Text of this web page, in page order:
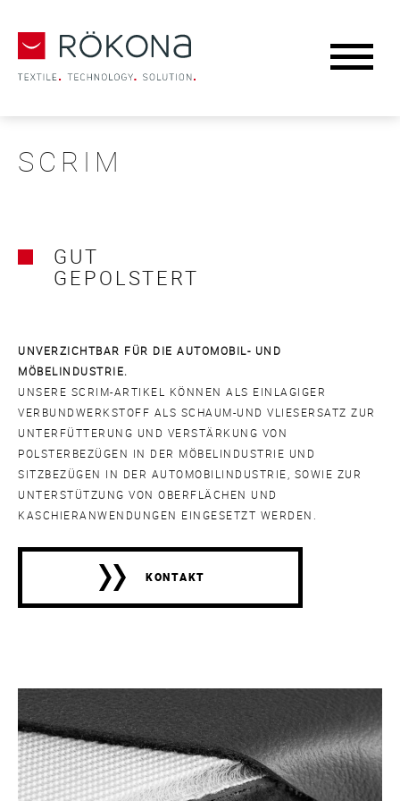
SCRIM
GUT
GEPOLSTERT
UNVERZICHTBAR FÜR DIE AUTOMOBIL- UND
MÖBELINDUSTRIE.
UNSERE SCRIM-ARTIKEL KÖNNEN ALS EINLAGIGER
VERBUNDWERKSTOFF ALS SCHAUM-UND VLIESERSATZ ZUR
UNTERFÜTTERUNG UND VERSTÄRKUNG VON
POLSTERBEZÜGEN IN DER MÖBELINDUSTRIE UND
SITZBEZÜGEN IN DER AUTOMOBILINDUSTRIE, SOWIE ZUR
UNTERSTÜTZUNG VON OBERFLÄCHEN UND
KASCHIERANWENDUNGEN EINGESETZT WERDEN.
KONTAKT